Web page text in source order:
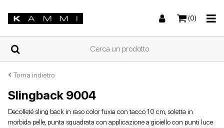
(0)
HOME
CHI
SIAMO
SneakersSandali bassi
SneakersStivali e stivaletti
Torna indietro
Slingback 9004
Decolleté sling back in raso color fuxia con tacco 10 cm, soletta in
morbida pelle, punta squadrata con applicazione a gioiello con punti luce